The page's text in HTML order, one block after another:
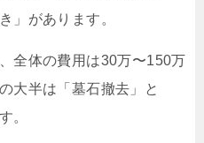
」があります。
全体の費用は30万〜150万
大半は「墓石撤去」と
。